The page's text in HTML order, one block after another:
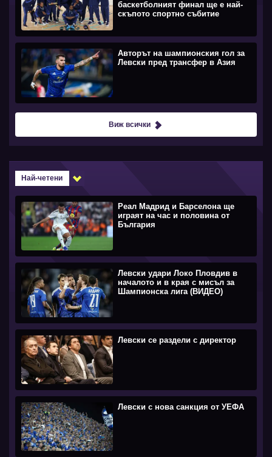
баскетболният финал ще е най-
скъпото спортно събитие
Авторът на шампионския гол за
Левски пред трансфер в Азия
Виж всички
Най-четени
Реал Мадрид и Барселона ще
играят на час и половина от
България
Левски удари Локо Пловдив в
началото и в края с мисъл за
Шампионска лига (ВИДЕО)
Левски се раздели с директор
Левски с нова санкция от УЕФА